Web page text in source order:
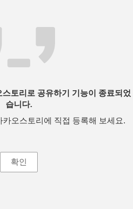
토리로 공유하기 기능이 종료되었
습니다.
오스토리에 직접 등록해 보세요.
확인